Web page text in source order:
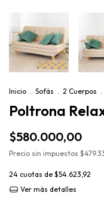
Inicio . Sofás . 2 Cuerpos .
Poltrona
$580.000,00
Precio sin impuestos
24 cuotas de $54.623,92
Ver más detalles